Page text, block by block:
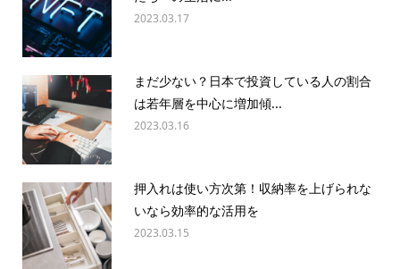
2023.03.17
まだ少ない？日本で投資している人の割合
は若年層を中心に増加傾...
2023.03.16
押入れは使い方次第！収納率を上げられな
いなら効率的な活用を
2023.03.15